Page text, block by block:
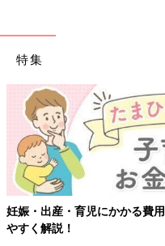
とで、
で、コーデが華やかになる
長く着られそうなシ
トオール」
特集
妊娠・出産・育児にかかる費
やすく解説！